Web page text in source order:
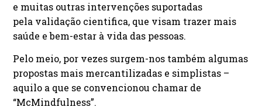
e muitas outras intervenções suportadas
pela validação cientifica, que visam trazer mais
saúde e bem-estar à vida das pessoas.
Pelo meio, por vezes surgem-nos também algumas
propostas mais mercantilizadas e simplistas –
aquilo a que se convencionou chamar de
“McMindfulness”.